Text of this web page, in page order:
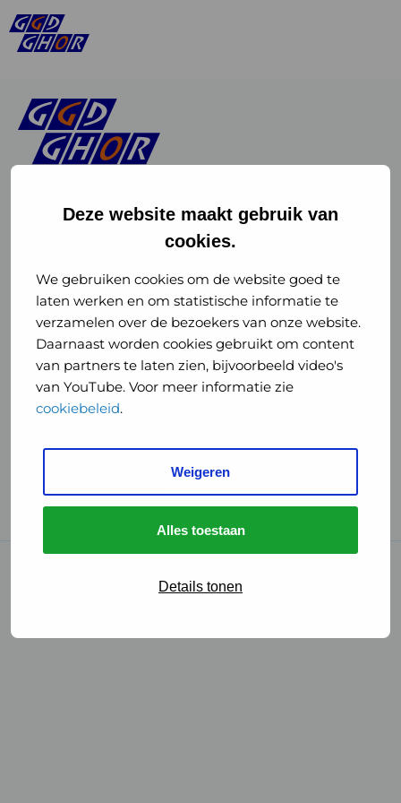
Deze website maakt gebruik van
cookies.
We gebruiken cookies om de website goed te
laten werken en om statistische informatie te
verzamelen over de bezoekers van onze website.
Daarnaast worden cookies gebruikt om content
van partners te laten zien, bijvoorbeeld video's
van YouTube. Voor meer informatie zie
cookiebeleid.
Weigeren
Alles toestaan
Details tonen
of
GGD
GHOR
Nederland
Instagram
of
GGD
GHOR
Nederland
GGD Reizen op social media
GGD Reizen
GGD Reisvaccinaties